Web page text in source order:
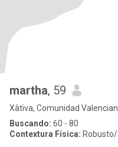
martha, 59
Xàtiva, Comunidad
Buscando: 60 - 80
Contextura Física: